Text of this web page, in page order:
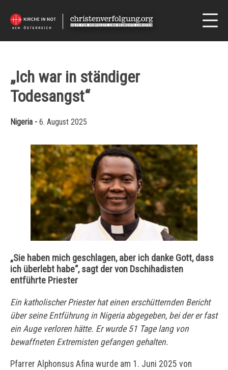
„Ich war in ständiger
Todesangst“
Nigeria - 6. August 2025
„Sie haben mich geschlagen, aber ich danke Gott, dass
ich überlebt habe“, sagt der von Dschihadisten
entführte Priester
Ein katholischer Priester hat einen erschütternden Bericht
über seine Entführung in Nigeria abgegeben, bei der er fast
ein Auge verloren hätte. Er wurde 51 Tage lang von
bewaffneten Extremisten gefangen gehalten.
Pfarrer Alphonsus Afina wurde am 1. Juni 2025 von